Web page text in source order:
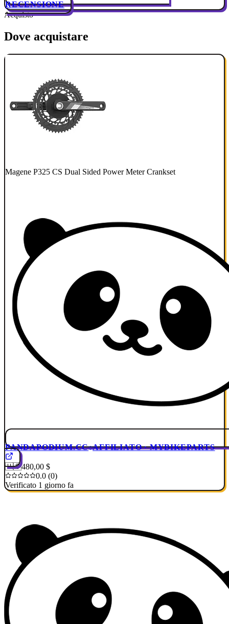
RECENSIONE
Acquisto
Dove acquistare
Magene P325 CS Dual Sided Power Meter Crankset
PANDAPODIUM.CC AFFILIATO · MYBIKEPARTS
🇺🇸480,00 $
0.0 (0)
Verificato 1 giorno fa